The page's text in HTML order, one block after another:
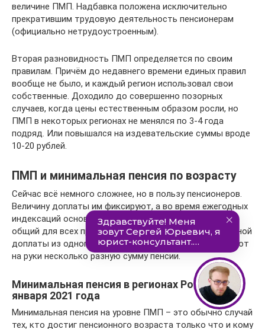
величине ПМП. Надбавка положена исключительно
прекратившим трудовую деятельность пенсионерам
(официально нетрудоустроенным).
Вторая разновидность ПМП определяется по своим
правилам. Причём до недавнего времени единых правил
вообще не было, и каждый регион использовал свои
собственные. Доходило до совершенно позорных
случаев, когда цены естественным образом росли, но
ПМП в некоторых регионах не менялся по 3-4 года
подряд. Или повышался на издевательские суммы вроде
10-20 рублей.
ПМП и минимальная пенсия по возрасту
Сейчас всё немного сложнее, но в пользу пенсионеров.
Величину доплаты им фиксируют, а во время ежегодных
индексаций основную часть пенсии увеличивают на
общий для всех процент. В итоге получатели социальной
доплаты из одного и того же региона сегодня получают
на руки несколько разную сумму пенсии.
Минимальная пенсия в регионах России с 1
января 2021 года
Минимальная пенсия на уровне ПМП – это обычно случай
тех, кто достиг пенсионного возраста только что и кому